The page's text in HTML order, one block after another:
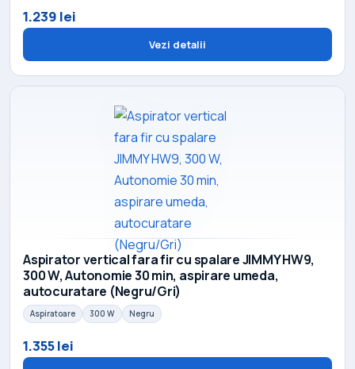
1.239 lei
Vezi detalii
Aspirator vertical fara fir cu spalare JIMMY HW9,
300 W, Autonomie 30 min, aspirare umeda,
autocuratare (Negru/Gri)
Aspiratoare 300 W Negru
1.355 lei